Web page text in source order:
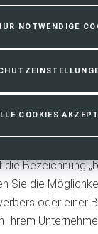
NOTWENDIGE
COOKIES
Bezeichnung
Sie die
oder einer
Ihrem